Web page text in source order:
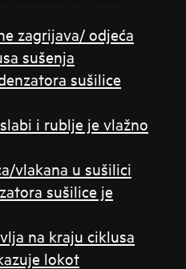
zagrijava/ odjeća
sušenja
sušilice
i rublje je vlažno
vlakana u sušilici
sušilice je
na kraju ciklusa
lokot